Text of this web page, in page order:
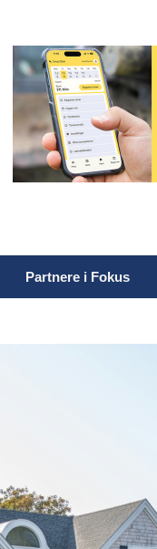
Partnere i Fokus